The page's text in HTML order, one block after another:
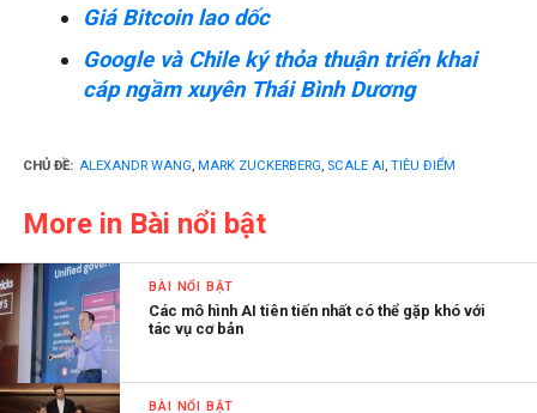
Giá Bitcoin lao dốc
Google và Chile ký thỏa thuận triển khai
cáp ngầm xuyên Thái Bình Dương
CHỦ ĐỀ: ALEXANDR WANG, MARK ZUCKERBERG, SCALE AI, TIÊU ĐIỂM
More in Bài nổi bật
BÀI NỔI BẬT
Các mô hình AI tiên tiến nhất có thể gặp khó với
tác vụ cơ bản
BÀI NỔI BẬT